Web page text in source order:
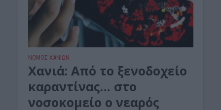
ΝΟΜΌΣ ΧΑΝΊΩΝ
Xανιά: Από το ξενοδοχείο
καραντίνας… στο
νοσοκομείο ο νεαρός